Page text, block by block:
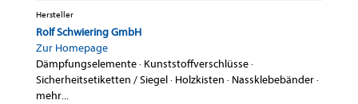
Hersteller
Rolf Schwiering GmbH
Zur Homepage
Dämpfungselemente· Kunststoffverschlüsse·
Sicherheitsetiketten / Siegel· Holzkisten · Nassklebebänder·
mehr...